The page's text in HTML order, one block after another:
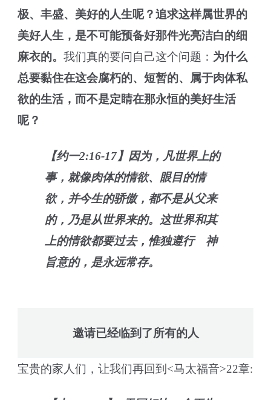
极、丰盛、美好的人生呢？追求这样属世界的
美好人生，是不可能预备好那件光亮洁白的细
麻衣的。我们真的要问自己这个问题： 为什么
总要黏住在这会腐朽的、短暂的、属于肉体私
欲的生活，而不是定睛在那永恒的美好生活
呢？
【约一2:16-17】因为，凡世界上的
事，就像肉体的情欲、眼目的情
欲，并今生的骄傲，都不是从父来
的，乃是从世界来的。这世界和其
上的情欲都要过去，惟独遵行 神
旨意的，是永远常存。
邀请已经临到了所有的人
宝贵的家人们，让我们再回到<马太福音>22章: